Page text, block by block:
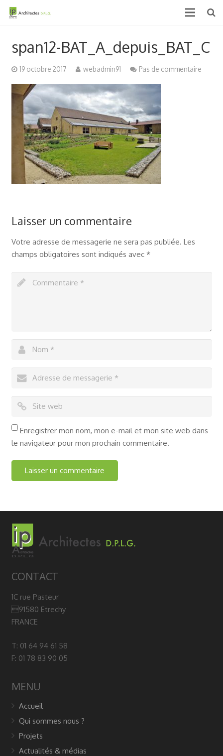
Qui sommes nous ?
Actualités & médias
Contact
span12-BAT_A_depuis_BAT_C
19 octobre 2017 webadmin91 Pas de commentaire
Laisser un commentaire
Votre adresse de messagerie ne sera pas publiée. Les
champs obligatoires sont indiqués avec *
Enregistrer mon nom, mon e-mail et mon site web dans
le navigateur pour mon prochain commentaire.
CONTACT
1C rue Pasteur
91580 Etrechy
FRANCE
T: 01 64 94 61 58
F: 01 78 83 90 05
MENU
Accueil
Qui sommes nous ?
Projets
Actualités & médias